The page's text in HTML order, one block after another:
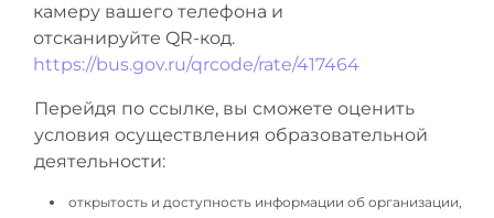
камеру вашего телефона и
отсканируйте QR-код.
https://bus.gov.ru/qrcode/rate/417464
Перейдя по ссылке, вы сможете оценить
условия осуществления образовательной
деятельности:
открытость и доступность информации об организации,